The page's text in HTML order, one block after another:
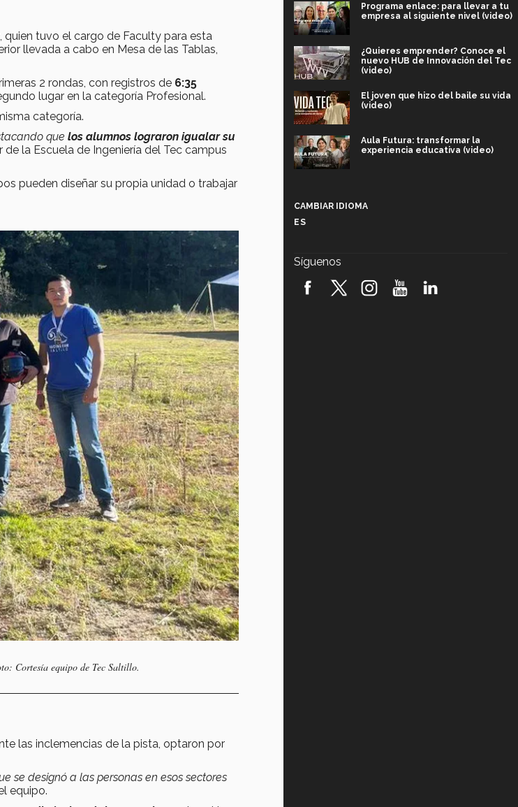
tuvo el cargo de Faculty para esta
llevada a cabo en Mesa de las Tablas,
2 rondas, con registros de 6:35
lugar en la categoría Profesional.
categoría.
que los alumnos lograron igualar su
la Escuela de Ingeniería del Tec campus
pueden diseñar su propia unidad o trabajar
Cortesía equipo de Tec Saltillo.
las inclemencias de la pista, optaron por
se designó a las personas en esos sectores
equipo.
Programa enlace: para llevar a tu
empresa al siguiente nivel (video)
¿Quieres emprender? Conoce el
nuevo HUB de Innovación del Tec
(video)
El joven que hizo del baile su vida
(video)
Aula Futura: transformar la
experiencia educativa (video)
robótica FIRST 2026! (video)
CAMBIAR IDIOMA
ES
Síguenos